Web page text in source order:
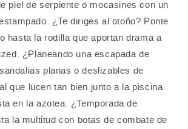
piel de serpiente o mocasines con un
¿Te diriges al otoño? Ponte
hasta la rodilla que aportan drama a
¿Planeando una escapada de
planas o deslizables de
que lucen tan bien junto a la piscina
en la azotea. ¿Temporada de
la multitud con botas de combate de